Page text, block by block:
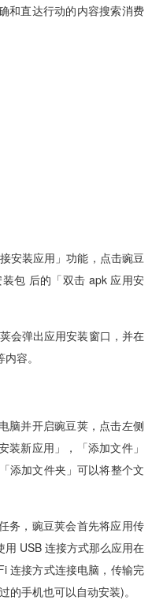
和直达行动的内容搜索消费
安装应用」功能，点击豌豆
包 后的「双击 apk 应用安
会弹出应用安装窗口，并在
容。
脑并开启豌豆荚，点击左侧
装新应用」，「添加文件」
添加文件夹」可以将整个文
务，豌豆荚会首先将应用传
USB 连接方式那么应用在
连接方式连接电脑，传输完
手机也可以自动安装)。